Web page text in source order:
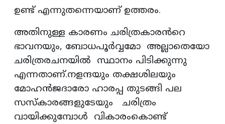
ഉണ്ട് എന്നുതന്നെയാണ് ഉത്തരം.
അതിനുള്ള കാരണം ചരിത്രകാരൻറെ
ഭാവനയും, ബോധപൂർവ്വമോ അല്ലാതെയോ
ചരിത്രരചനയിൽ സ്ഥാനം പിടിക്കുന്നു
എന്നതാണ്.നളന്ദയും തക്ഷശിലയും
മോഹൻജദാരോ ഹാരപ്പ തുടങ്ങി പല
സസ്കാരങ്ങളുടേയും ചരിത്രം
വായിക്കുമ്പോൾ വികാരംകൊണ്ട്